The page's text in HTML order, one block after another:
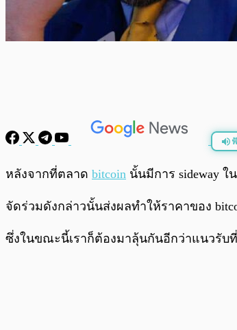
พร้อมเล่น
หลังจากที่ตลาด bitcoin นั้นมีการ sideway
จัดร่วมดังกล่าวนั้นส่งผลทำให้ราคาของ
ซึ่งในขณะนี้เราก็ต้องมาลุ้นกันอีกว่าแนวรับ